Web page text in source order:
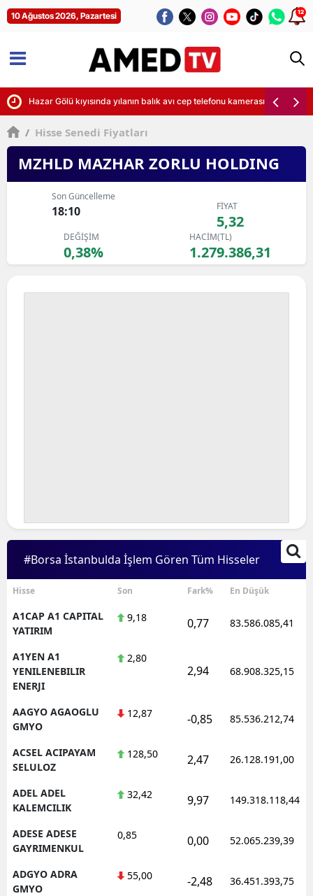
10 Ağustos 2026, Pazartesi 12
Hazar Gölü kıyısında yılanın balık avı cep telefonu kamerasına yansıdı
/ Hisse Senedi Fiyatları
MZHLD MAZHAR ZORLU HOLDING
Son Güncelleme
18:10 FİYAT
5,32
DEĞİŞİM
0,38%
HACİM(TL)
1.279.386,31
#Borsa İstanbulda İşlem Gören Tüm Hisseler
Hisse Son Fark% En Düşük
A1CAP A1 CAPITAL
YATIRIM
9,18 0,77 83.586.085,41
A1YEN A1
YENILENEBILIR
ENERJI
2,80
2,94 68.908.325,15
AAGYO AGAOGLU
GMYO
12,87 -0,85 85.536.212,74
ACSEL ACIPAYAM
SELULOZ
128,50 2,47 26.128.191,00
ADEL ADEL
KALEMCILIK
32,42 9,97 149.318.118,44
ADESE ADESE
GAYRIMENKUL
0,85 0,00 52.065.239,39
ADGYO ADRA
GMYO
55,00 -2,48 36.451.393,75